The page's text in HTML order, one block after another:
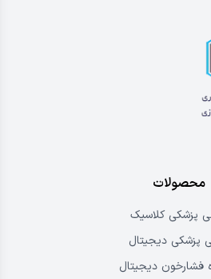
محصولات
پزشکی کلاسیک
پزشکی دیجیتال
فشارخون دیجیتال